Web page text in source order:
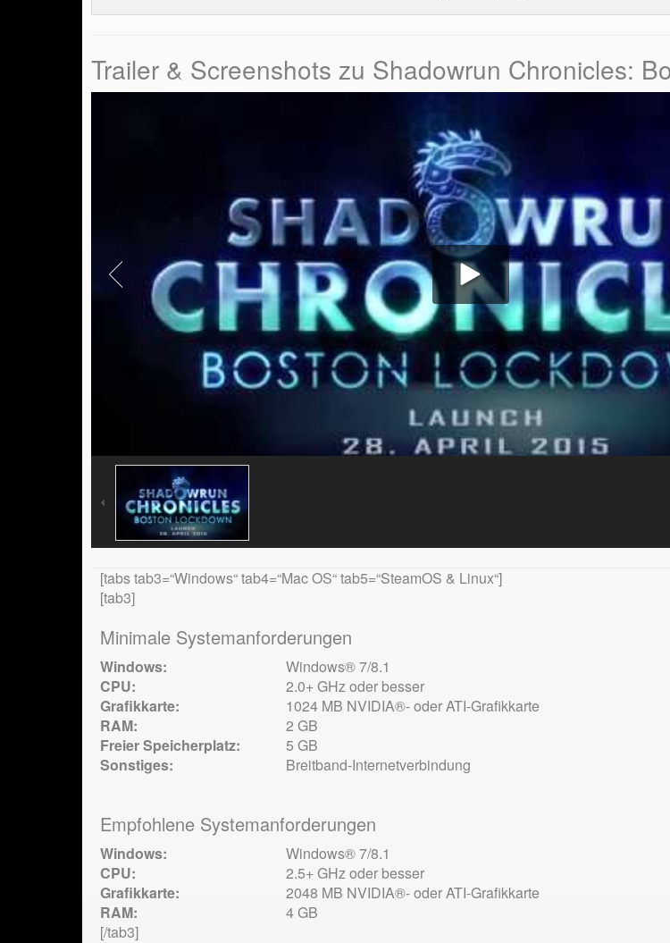
Trailer & Screenshots zu Shadowrun Chronicles:
[tabs tab3=“Windows“ tab4=“Mac OS“ tab5=“SteamOS & Linux“]
[tab3]
Minimale Systemanforderungen
Windows:
Windows® 7/8.1
CPU:
2.0+ GHz oder besser
Grafikkarte:
1024 MB NVIDIA®- oder ATI-Grafikkarte
RAM:
2 GB
Freier Speicherplatz:
5 GB
Sonstiges:
Breitband-Internetverbindung
Empfohlene Systemanforderungen
Windows:
Windows® 7/8.1
CPU:
2.5+ GHz oder besser
Grafikkarte:
2048 MB NVIDIA®- oder ATI-Grafikkarte
RAM:
4 GB
[/tab3]